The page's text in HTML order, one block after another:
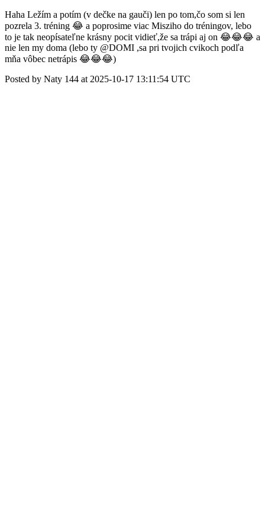
Haha Ležím a potím (v dečke na gauči) len po tom,čo som si len
pozrela 3. tréning 😂 a poprosime viac Misziho do tréningov, lebo
to je tak neopísateľne krásny pocit vidieť,že sa trápi aj on 😂😂😂 a
nie len my doma (lebo ty @DOMI ,sa pri tvojich cvikoch podľa
mňa vôbec netrápis 😂😂😂)
Posted by Naty 144 at 2025-10-17 13:11:54 UTC